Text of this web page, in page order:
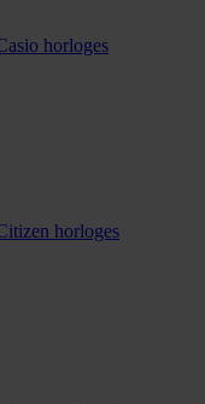
horloges
horloges